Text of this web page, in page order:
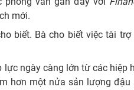
mới.
biết. Bà cho biết việc tài
ngày càng lớn từ các hiệp
hơn một nửa sản lượng